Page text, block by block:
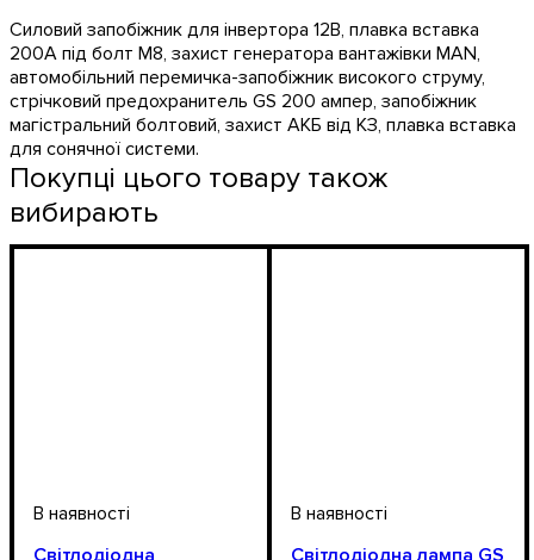
Силовий запобіжник для інвертора 12В, плавка вставка
200А під болт М8, захист генератора вантажівки MAN,
автомобільний перемичка-запобіжник високого струму,
стрічковий предохранитель GS 200 ампер, запобіжник
магістральний болтовий, захист АКБ від КЗ, плавка вставка
для сонячної системи.
Покупці цього товару також
вибирають
Світлодіодна
Світлодіодна лампа GS